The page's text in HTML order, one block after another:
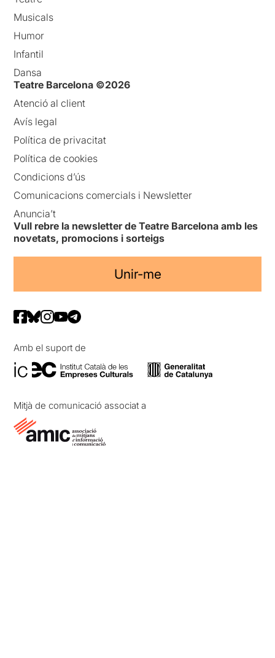
Musicals
Humor
Infantil
Dansa
Teatre Barcelona ©2026
Atenció al client
Avís legal
Política de privacitat
Política de cookies
Condicions d’ús
Comunicacions comercials i Newsletter
Anuncia’t
Vull rebre la newsletter de Teatre Barcelona amb les
novetats, promocions i sorteigs
Unir-me
Amb el suport de
Mitjà de comunicació associat a